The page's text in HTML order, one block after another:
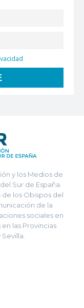
y los Medios de
Sur de España.
de los Obispos del
de la
sociales en
las Provincias
Sevilla.